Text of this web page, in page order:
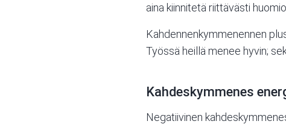
aina kiinnitetä riittävästi
Kahdennenkymmenennen
Työssä heillä menee hyvin;
Kahdeskymmenes
Negatiivinen